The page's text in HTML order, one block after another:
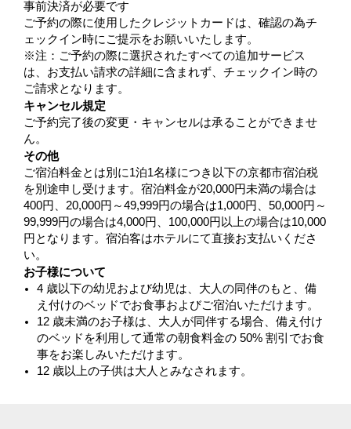
事前決済が必要です
ご予約の際に使用したクレジットカードは、確認の為チ
ェックイン時にご提示をお願いいたします。
※注：ご予約の際に選択されたすべての追加サービス
は、お支払い請求の詳細に含まれず、チェックイン時の
ご請求となります。
キャンセル規定
ご予約完了後の変更・キャンセルは承ることができませ
ん。
その他
ご宿泊料金とは別に1泊1名様につき以下の京都市宿泊税
を別途申し受けます。宿泊料金が20,000円未満の場合は
400円、20,000円～49,999円の場合は1,000円、50,000円～
99,999円の場合は4,000円、100,000円以上の場合は10,000
円となります。宿泊客はホテルにて直接お支払いくださ
い。
お子様について
4 歳以下の幼児および幼児は、大人の同伴のもと、備
え付けのベッドでお食事およびご宿泊いただけます。
12 歳未満のお子様は、大人が同伴する場合、備え付け
のベッドを利用して通常の朝食料金の 50% 割引でお食
事をお楽しみいただけます。
12 歳以上の子供は大人とみなされます。